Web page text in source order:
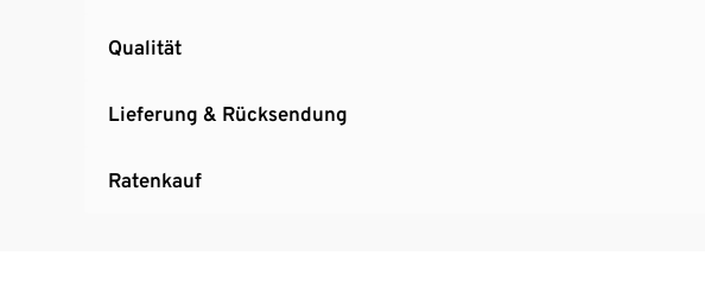
Qualität
Lieferung & Rücksendung
Ratenkauf